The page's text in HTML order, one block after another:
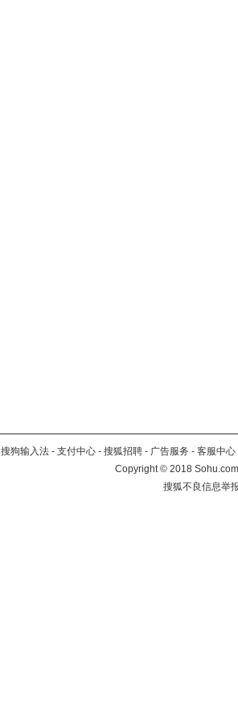
搜狗输入法 - 支付中心 - 搜狐招聘 - 广告服务 - 客服中心
Copyright©2018
搜狐不良信息举